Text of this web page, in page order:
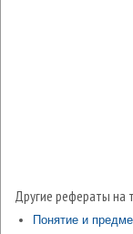
Другие рефераты на
Понятие и